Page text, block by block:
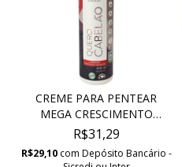
CREME PARA PENTEAR
MEGA CRESCIMENTO
SAUD...
R$31,29
R$29,10 com Depósito Bancário -